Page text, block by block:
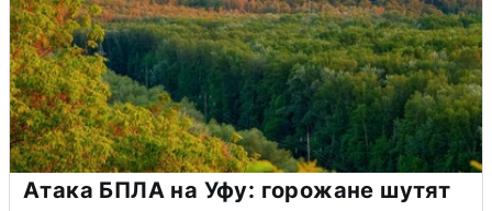
Атака БПЛА на Уфу: горожане шутят